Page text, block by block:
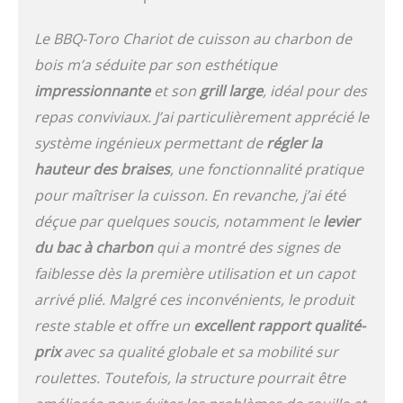
température du
barbecue et le bac à
cendres extensible
facilite le nettoyage. La
trappe de feu permet de
recharger le bois et le
charbon même pendant
l'utilisation, tandis que
les deux volets d'aération
sur le corps du chariot
régulent l'air entrant.
Caractéristiques : les
dimensions de la
chambre de cuisson sont
de 55 x 40 x 21 cm (l x p x
h), tandis que la surface
de cuisson mesure 54 x
le chariot de cuisson à
Le BBQ-Toro Chariot de cuisson au charbon de
bois m’a séduite par son esthétique
impressionnanteet songrill large, idéal pour des
repas conviviaux. J’ai particulièrement apprécié le
système ingénieux permettant derégler la
hauteur des braises, une fonctionnalité pratique
pour maîtriser la cuisson. En revanche, j’ai été
déçue par quelques soucis, notamment lelevier
du bac à charbonqui a montré des signes de
faiblesse dès la première utilisation et un capot
arrivé plié. Malgré ces inconvénients, le produit
reste stable et offre un excellent rapport qualité-
prixavec sa qualité globale et sa mobilité sur
roulettes. Toutefois, la structure pourrait être